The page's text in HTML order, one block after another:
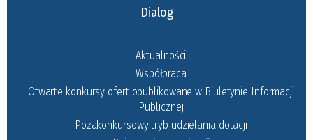
Dialog
Aktualności
Współpraca
Otwarte konkursy ofert opublikowane w Biuletynie Informacji
Publicznej
Pozakonkursowy tryb udzielania dotacji